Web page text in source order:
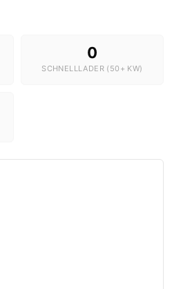
0
SCHNELLLADER (50+ KW)